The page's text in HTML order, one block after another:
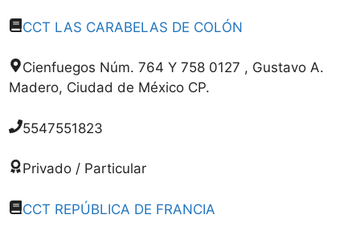
CCT LAS CARABELAS DE COLÓN
Cienfuegos Núm. 764 Y 758 0127 , Gustavo A.
Madero, Ciudad de México CP.
5547551823
Privado / Particular
CCT REPÚBLICA DE FRANCIA